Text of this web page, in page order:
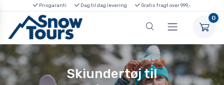
Prisgaranti Dag til dag levering Gratis fragt over 999,-
0
Skiundertøj til